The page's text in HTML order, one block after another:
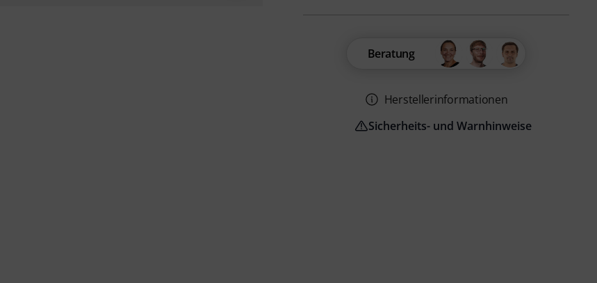
Beratung
Herstellerinformationen
Sicherheits- und Warnhinweise